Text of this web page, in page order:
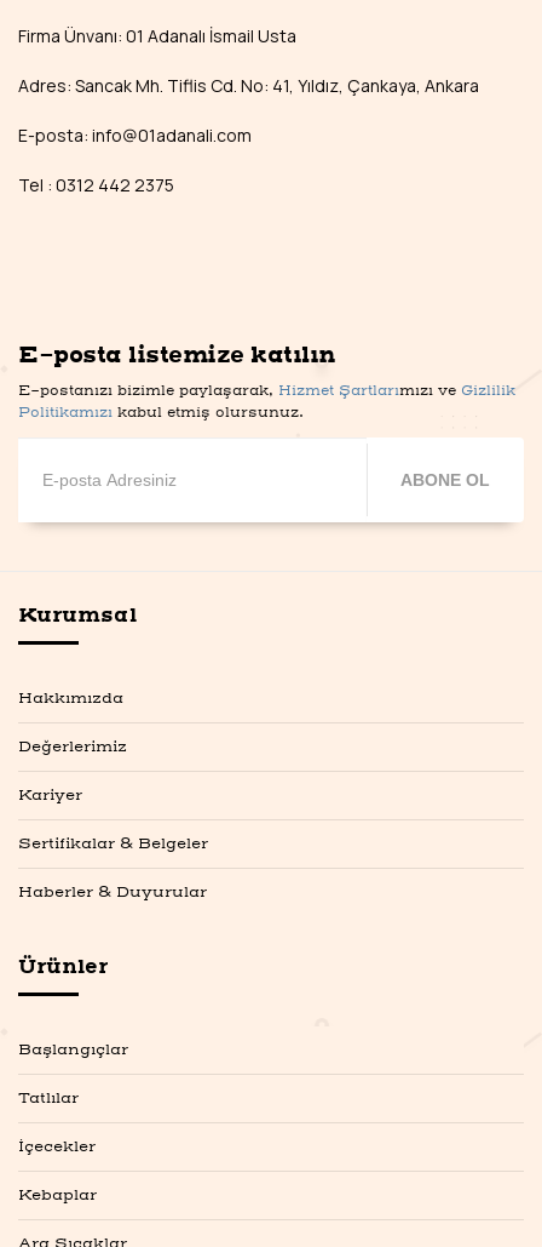
Firma Ünvanı: 01 Adanalı İsmail Usta
Adres: Sancak Mh. Tiflis Cd. No: 41, Yıldız, Çankaya, Ankara
E-posta: info@01adanali.com
Tel : 0312 442 2375
E-posta listemize katılın
E-postanızı bizimle paylaşarak, Hizmet Şartlarımızı ve Gizlilik
Politikamızı kabul etmiş olursunuz.
ABONE OL
Kurumsal
Hakkımızda
Değerlerimiz
Kariyer
Sertifikalar & Belgeler
Haberler & Duyurular
Ürünler
Başlangıçlar
Tatlılar
İçecekler
Kebaplar